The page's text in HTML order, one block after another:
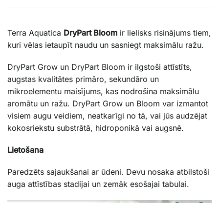
Terra Aquatica DryPart Bloom ir lielisks risinājums tiem,
kuri vēlas ietaupīt naudu un sasniegt maksimālu ražu.
DryPart Grow un DryPart Bloom ir ilgstoši attīstīts,
augstas kvalitātes primāro, sekundāro un
mikroelementu maisījums, kas nodrošina maksimālu
aromātu un ražu. DryPart Grow un Bloom var izmantot
visiem augu veidiem, neatkarīgi no tā, vai jūs audzējat
kokosriekstu substrātā, hidroponikā vai augsnē.
Lietošana
Paredzēts sajaukšanai ar ūdeni. Devu nosaka atbilstoši
auga attīstības stadijai un zemāk esošajai tabulai.